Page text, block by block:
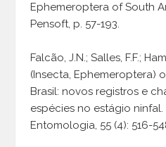
Ephemeroptera of South
Pensoft, p. 57-193.
Falcão, J.N.; Salles, F.F.;
(Insecta, Ephemeroptera)
Brasil: novos registros e
espécies no estágio ninfal.
Entomologia, 55 (4): 516-